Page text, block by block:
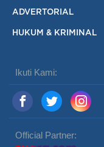
ADVERTORIAL
HUKUM & KRIMINAL
Ikuti Kami:
Official Partner: